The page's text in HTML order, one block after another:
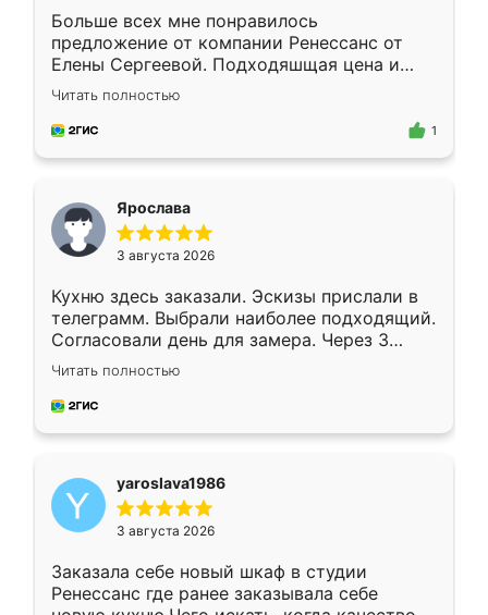
Больше всех мне понравилось
предложение от компании Ренессанс от
Елены Сергеевой. Подходяшщая цена и
короткие сроки изготовления. Приехавший
для замера сотрудник Владислав
предложил по моему эскизу самый
Читать полностью
1
Ярослава
3 августа 2026
Кухню здесь заказали. Эскизы прислали в
телеграмм. Выбрали наиболее подходящий.
Согласовали день для замера. Через 3
недели кухня была уже готова. Остались
довольны работой. Спасибо Ренессанс
мебель за качественную работу!
Читать полностью
yaroslava1986
3 августа 2026
Заказала себе новый шкаф в студии
Ренессанс где ранее заказывала себе